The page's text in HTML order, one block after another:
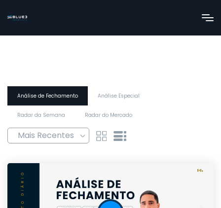
Análise de Fechamento Análise Especial
Radar da Semana Radar do Mercado